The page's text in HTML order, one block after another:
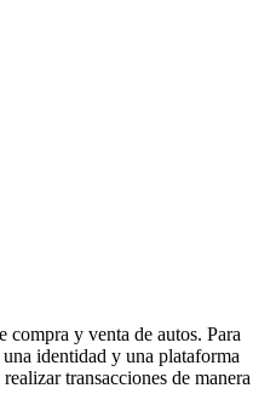
compra y venta de autos. Para
identidad y una plataforma
transacciones de manera